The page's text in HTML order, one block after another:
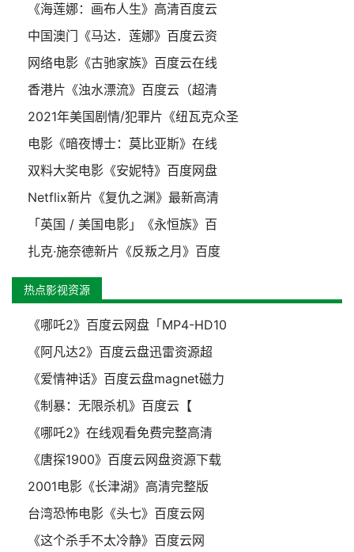
《海莲娜：画布人生》高清百度云
中国澳门《马达．莲娜》百度云资
网络电影《古驰家族》百度云在线
香港片《浊水漂流》百度云（超清
2021年美国剧情/犯罪片《纽瓦克众圣
电影《暗夜博士：莫比亚斯》在线
双料大奖电影《安妮特》百度网盘
Netflix新片《复仇之渊》最新高清
「英国 / 美国电影」《永恒族》百
扎克·施奈德新片《反叛之月》百度
热点影视资源
《哪吒2》百度云网盘「MP4-HD10
《阿凡达2》百度云盘迅雷资源超
《爱情神话》百度云盘magnet磁力
《制暴：无限杀机》百度云【
《哪吒2》在线观看免费完整高清
《唐探1900》百度云网盘资源下载
2001电影《长津湖》高清完整版
台湾恐怖电影《头七》百度云网
《这个杀手不太冷静》百度云网